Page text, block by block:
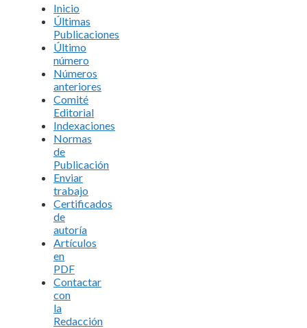
Inicio
Últimas
Publicaciones
Último
número
Números
anteriores
Comité
Editorial
Indexaciones
Normas
de
Publicación
Enviar
trabajo
Certificados
de
autoría
Artículos
en
PDF
Contactar
con
la
Redacción